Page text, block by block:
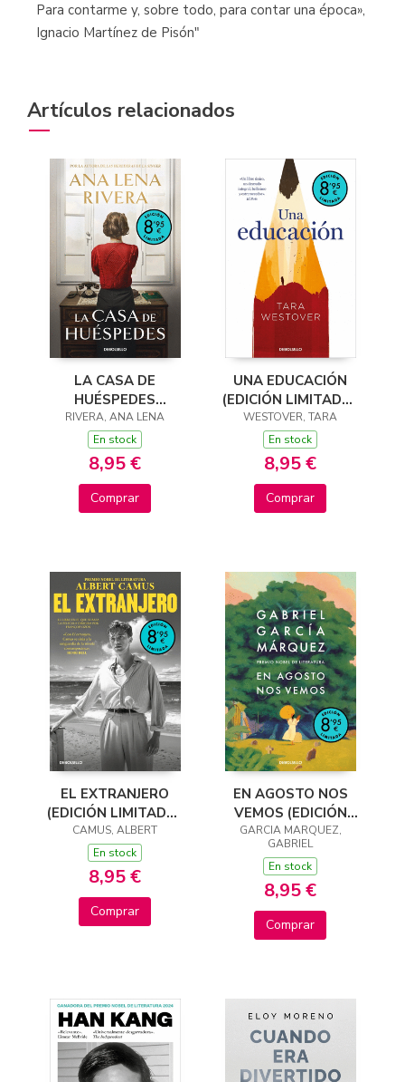
Para contarme y, sobre todo, para contar una época»,
Ignacio Martínez de Pisón"
Artículos relacionados
LA CASA DE
HUÉSPEDES
(EDICIÓN LIMITADA ·
VERANO)
RIVERA, ANA LENA
En stock
8,95 €
Comprar
UNA EDUCACIÓN
(EDICIÓN LIMITADA ·
VERANO)
WESTOVER, TARA
En stock
8,95 €
Comprar
EL EXTRANJERO
(EDICIÓN LIMITADA ·
VERANO)
CAMUS, ALBERT
En stock
8,95 €
Comprar
EN AGOSTO NOS
VEMOS (EDICIÓN
LIMITADA)
GARCIA MARQUEZ,
GABRIEL
En stock
8,95 €
Comprar